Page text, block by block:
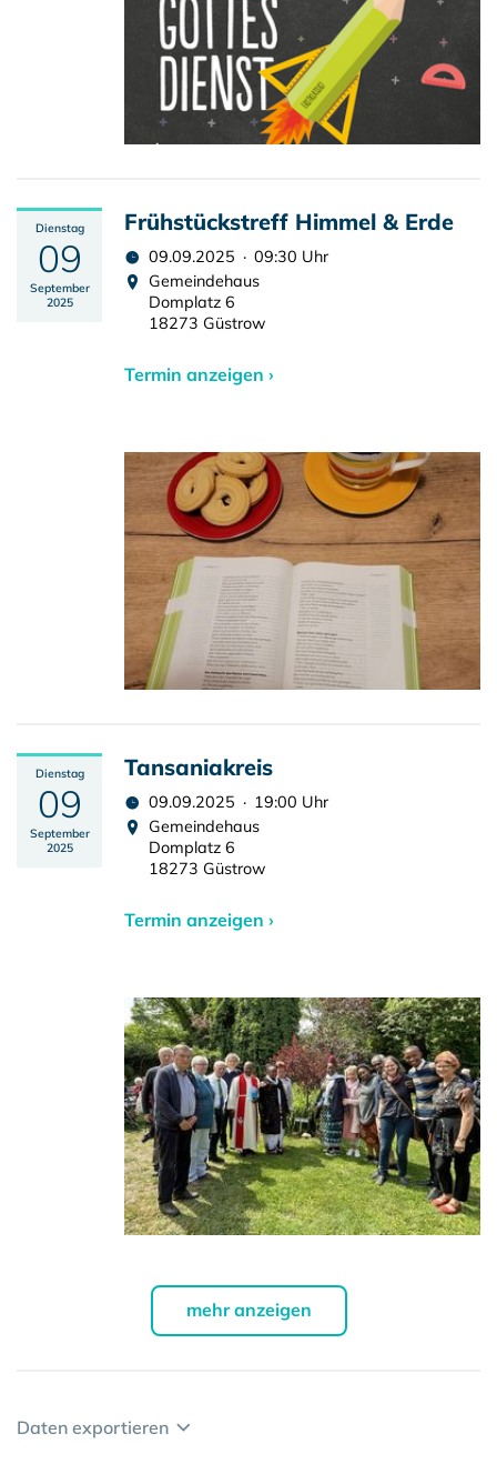
Dienstag
09
September
2025
Frühstückstreff Himmel & Erde
09.09.2025 · 09:30 Uhr
Gemeindehaus
Domplatz 6
18273 Güstrow
Termin anzeigen ›
Dienstag
09
September
2025
Tansaniakreis
09.09.2025 · 19:00 Uhr
Gemeindehaus
Domplatz 6
18273 Güstrow
Termin anzeigen ›
mehr anzeigen
Daten exportieren